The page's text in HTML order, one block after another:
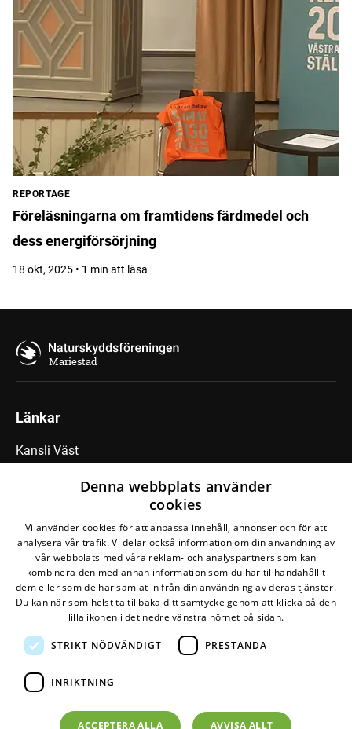
REPORTAGE
Föreläsningarna om framtidens färdmedel och
dess energiförsörjning
18 okt, 2025 • 1 min att läsa
Mariestad
Länkar
Kansli Väst
Fältbiologerna
Följ vår Facebook-grupp
Den här webbplatsen drivs avGlesys ABmed
Miljöval-märkt
©2026
Om personuppgifter
Denna webbplats använder
cookies
Vi använder cookies för att anpassa innehåll, annonser och för att
analysera vår trafik. Vi delar också information om din användning av
vår webbplats med våra reklam- och analyspartners som kan
kombinera den med annan information som du har tillhandahållit
dem eller som de har samlat in från din användning av deras tjänster.
Du kan när som helst ta tillbaka ditt samtycke genom att klicka på den
lilla ikonen i det nedre vänstra hörnet på sidan.
STRIKT NÖDVÄNDIGT PRESTANDA
INRIKTNING
ACCEPTERA ALLA AVVISA ALLT